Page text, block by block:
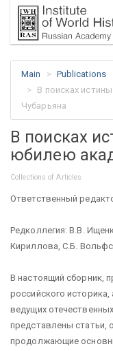
Main
Publications
В поисках
Чубарьяна
В поисках
юбилею
Collections of Articles
Ответственный
Редколлегия: В.В.
Кириллова, С.Б.
В настоящий сборник,
российского
ведущих
представлены статьи,
продолжающие